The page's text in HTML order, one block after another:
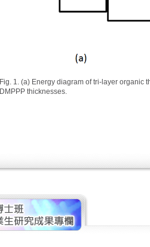
Fig. 1. (a) Energy diagram of tri-layer organic
DMPPP thicknesses.